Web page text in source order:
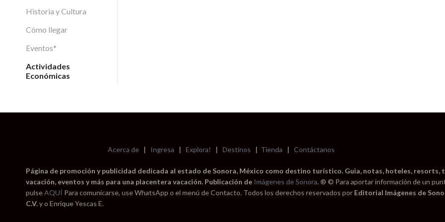
Historia y Cultura
Cómo llegar
Eventos*
Actividades
Económicas
Acerca de | Ingresa | Explora! | Destinos | Tienda | Contáctanos
Página de promoción y publicidad dedicada al estado de Sonora, México como destino turístico. Guia, notas, hoteles, resorts,
vacación, eventos y más para una placentera vacación. Publicación de Imágenes de Sonora. ® © Para aportar información de un
pulseAQUÍ Para comunicarse, use WhatsApp o el menú de Contacto. Todos los derechos reservados por Editorial Imágenes de
C.V.y o Enrique Yescas E.